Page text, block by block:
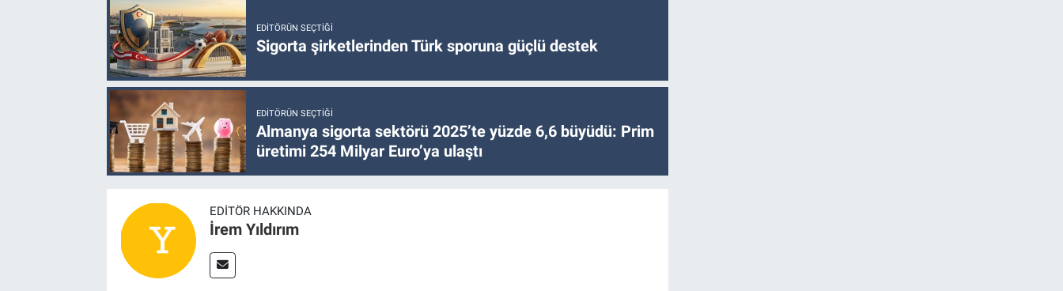
EDITÖRÜN SEÇTIĞI
Sigorta şirketlerinden Türk sporuna güçlü destek
EDITÖRÜN SEÇTIĞI
Almanya sigorta sektörü 2025’te yüzde 6,6 büyüdü: Prim
üretimi 254 Milyar Euro’ya ulaştı
EDITÖR HAKKINDA
İrem Yıldırım